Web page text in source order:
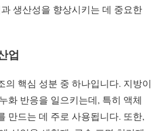
생산성을 향상시키는 데 중요한
업
의 핵심 성분 중 하나입니다. 지방이
화 반응을 일으키는데, 특히 액체
만드는 데 주로 사용됩니다. 또한,